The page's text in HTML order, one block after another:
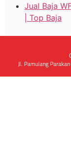
Jual Baja
| Top Baja
Jl. Pamulang